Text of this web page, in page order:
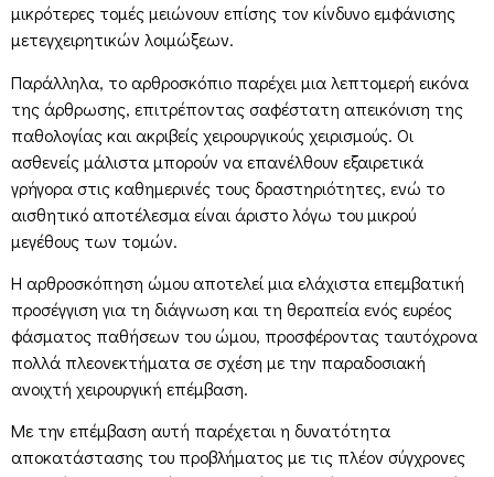
μικρότερες τομές μειώνουν επίσης τον κίνδυνο εμφάνισης
μετεγχειρητικών λοιμώξεων.
Παράλληλα, το αρθροσκόπιο παρέχει μια λεπτομερή εικόνα
της άρθρωσης, επιτρέποντας σαφέστατη απεικόνιση της
παθολογίας και ακριβείς χειρουργικούς χειρισμούς. Οι
ασθενείς μάλιστα μπορούν να επανέλθουν εξαιρετικά
γρήγορα στις καθημερινές τους δραστηριότητες, ενώ το
αισθητικό αποτέλεσμα είναι άριστο λόγω του μικρού
μεγέθους των τομών.
Η αρθροσκόπηση ώμου αποτελεί μια ελάχιστα επεμβατική
προσέγγιση για τη διάγνωση και τη θεραπεία ενός ευρέος
φάσματος παθήσεων του ώμου, προσφέροντας ταυτόχρονα
πολλά πλεονεκτήματα σε σχέση με την παραδοσιακή
ανοιχτή χειρουργική επέμβαση.
Με την επέμβαση αυτή παρέχεται η δυνατότητα
αποκατάστασης του προβλήματος με τις πλέον σύγχρονες